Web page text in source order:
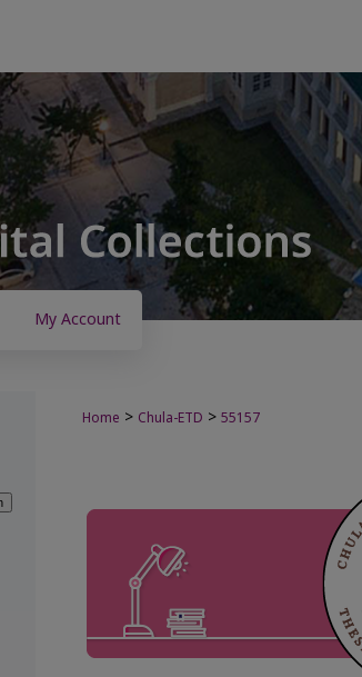
My Account
Home > Chula-ETD > 55157